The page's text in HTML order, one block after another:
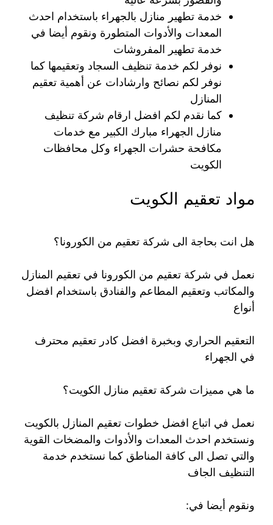
خدمة تطهير منازل بالجهراء باستخدام احدث
المعدات والأدوات المتطورة ونقوم أيضا في
خدمة تطهير المفروشات
نوفر لكم خدمة تنظيف السجاد وتعقيمها كما
نوفر لكم نصائح وارشادات عن أهمية تعقيم
المنازل
كما نقدم لكم افضل ارقام شركة تنظيف
منازل الجهراء مبارك الكبير مع خدمات
مكافحة حشرات الجهراء وكل محافظات
الكويت
مواد تعقيم الكويت
هل انت بحاجة الى شركة تعقيم من الكورونا؟
نعمل في شركة تعقيم من الكورونا في تعقيم المنازل
والمكاتب وتعقيم المطاعم والفنادق باستخدام افضل
أنواع
التعقيم الحراري وبخبرة افضل كادر تعقيم محترف
في الجهراء
ما هي مميزات شركة تعقيم منازل الكويت؟
نعمل في اتباع افضل خطوات تعقيم المنازل بالكويت
ونستخدم احدث المعدات والأدوات والمضخات القوية
والتي تصل الى كافة المناطق كما نستخدم خدمة
التنظيف الجاف
ونقوم أيضا في: